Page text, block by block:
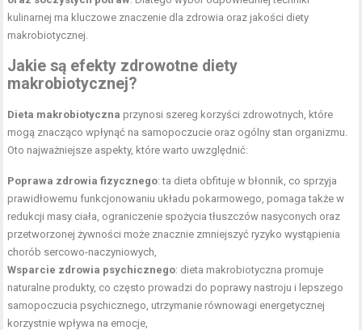
kulinarnej ma kluczowe znaczenie dla zdrowia oraz jakości diety
makrobiotycznej.
Jakie są efekty zdrowotne diety
makrobiotycznej?
Dieta makrobiotyczna przynosi szereg korzyści zdrowotnych, które
mogą znacząco wpłynąć na samopoczucie oraz ogólny stan organizmu.
Oto najważniejsze aspekty, które warto uwzględnić:
Poprawa zdrowia fizycznego: ta dieta obfituje w błonnik, co sprzyja
prawidłowemu funkcjonowaniu układu pokarmowego, pomaga także w
redukcji masy ciała, ograniczenie spożycia tłuszczów nasyconych oraz
przetworzonej żywności może znacznie zmniejszyć ryzyko wystąpienia
chorób sercowo-naczyniowych,
Wsparcie zdrowia psychicznego: dieta makrobiotyczna promuje
naturalne produkty, co często prowadzi do poprawy nastroju i lepszego
samopoczucia psychicznego, utrzymanie równowagi energetycznej
korzystnie wpływa na emocje,